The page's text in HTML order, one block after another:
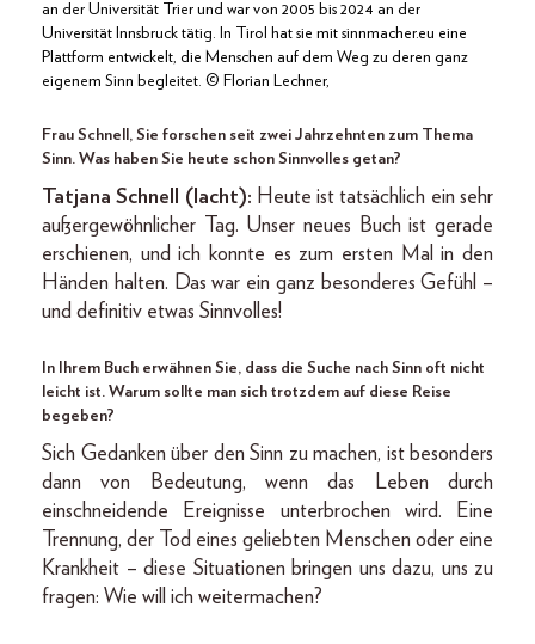
an der Universität Trier und war von 2005 bis 2024 an der
Universität Innsbruck tätig. In Tirol hat sie mit sinnmacher.eu eine
Plattform entwickelt, die Menschen auf dem Weg zu deren ganz
eigenem Sinn begleitet. © Florian Lechner,
Frau Schnell, Sie forschen seit zwei Jahrzehnten zum Thema
Sinn. Was haben Sie heute schon Sinnvolles getan?
Tatjana Schnell (lacht): Heute ist tatsächlich ein sehr
außergewöhnlicher Tag. Unser neues Buch ist gerade
erschienen, und ich konnte es zum ersten Mal in den
Händen halten. Das war ein ganz besonderes Gefühl –
und definitiv etwas Sinnvolles!
In Ihrem Buch erwähnen Sie, dass die Suche nach Sinn oft nicht
leicht ist. Warum sollte man sich trotzdem auf diese Reise
begeben?
Sich Gedanken über den Sinn zu machen, ist besonders
dann von Bedeutung, wenn das Leben durch
einschneidende Ereignisse unterbrochen wird. Eine
Trennung, der Tod eines geliebten Menschen oder eine
Krankheit – diese Situationen bringen uns dazu, uns zu
fragen: Wie will ich weitermachen?